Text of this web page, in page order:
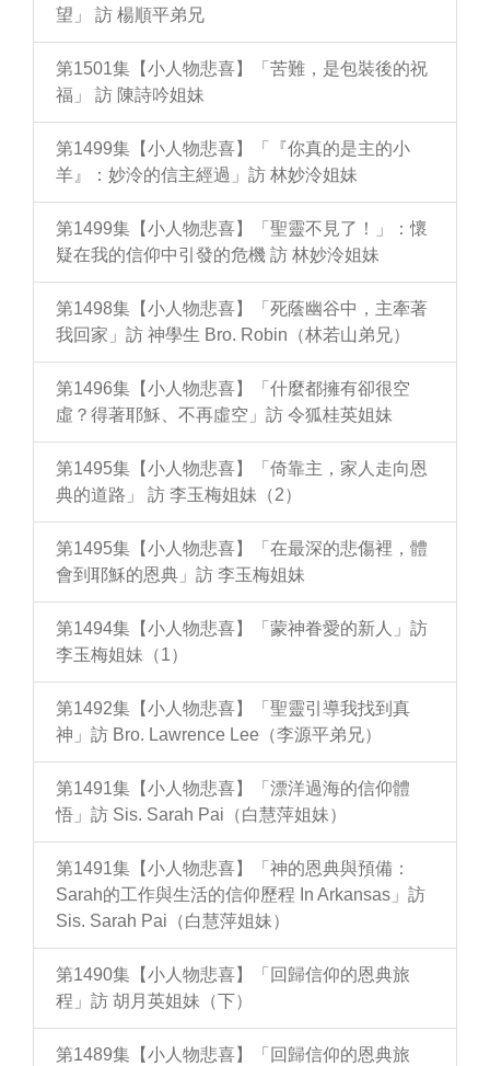
望」 訪 楊順平弟兄
第1501集【小人物悲喜】「苦難，是包裝後的祝
福」 訪 陳詩吟姐妹
第1499集【小人物悲喜】「『你真的是主的小
羊』：妙泠的信主經過」訪 林妙泠姐妹
第1499集【小人物悲喜】「聖靈不見了！」：懷
疑在我的信仰中引發的危機 訪 林妙泠姐妹
第1498集【小人物悲喜】「死蔭幽谷中，主牽著
我回家」訪 神學生 Bro. Robin（林若山弟兄）
第1496集【小人物悲喜】「什麼都擁有卻很空
虛？得著耶穌、不再虛空」訪 令狐桂英姐妹
第1495集【小人物悲喜】「倚靠主，家人走向恩
典的道路」 訪 李玉梅姐妹（2）
第1495集【小人物悲喜】「在最深的悲傷裡，體
會到耶穌的恩典」訪 李玉梅姐妹
第1494集【小人物悲喜】「蒙神眷愛的新人」訪
李玉梅姐妹（1）
第1492集【小人物悲喜】「聖靈引導我找到真
神」訪 Bro. Lawrence Lee（李源平弟兄）
第1491集【小人物悲喜】「漂洋過海的信仰體
悟」訪 Sis. Sarah Pai（白慧萍姐妹）
第1491集【小人物悲喜】「神的恩典與預備：
Sarah的工作與生活的信仰歷程 In Arkansas」訪
Sis. Sarah Pai（白慧萍姐妹）
第1490集【小人物悲喜】「回歸信仰的恩典旅
程」訪 胡月英姐妹（下）
第1489集【小人物悲喜】「回歸信仰的恩典旅